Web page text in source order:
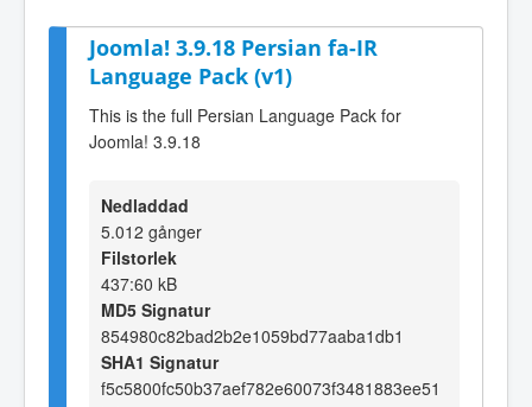
Joomla! 3.9.18 Persian fa-IR
Language Pack (v1)
This is the full Persian Language Pack for
Joomla! 3.9.18
Nedladdad
5.012 gånger
Filstorlek
437:60 kB
MD5 Signatur
854980c82bad2b2e1059bd77aaba1db1
SHA1 Signatur
f5c5800fc50b37aef782e60073f3481883ee51